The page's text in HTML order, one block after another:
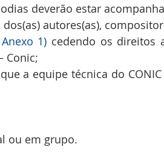
deverão estar
autores(as),
1) cedendo os direitos
Conic;
a equipe técnica do
ou em grupo.